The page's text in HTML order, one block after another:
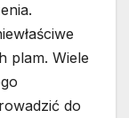
plam. Wiele
do